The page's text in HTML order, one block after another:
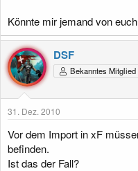
Könnte mir jemand von
DSF
Bekanntes Mitglied
31. Dez. 2010
Vor dem Import in xF
befinden.
Ist das der Fall?